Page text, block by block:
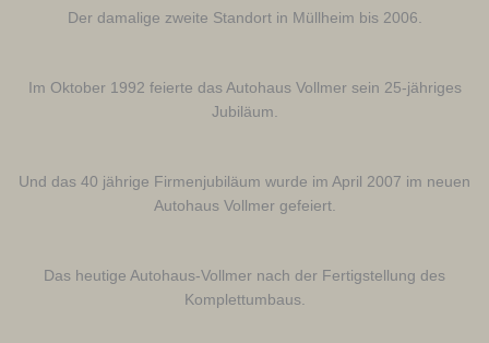
Der damalige zweite Standort in Müllheim bis 2006.
Im Oktober 1992 feierte das Autohaus Vollmer sein 25-jähriges
Jubiläum.
Und das 40 jährige Firmenjubiläum wurde im April 2007 im neuen
Autohaus Vollmer gefeiert.
Das heutige Autohaus-Vollmer nach der Fertigstellung des
Komplettumbaus.